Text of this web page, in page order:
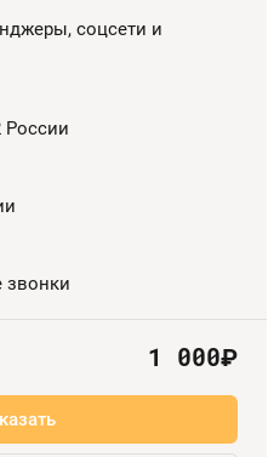
соцсети и
России
1 000руб.